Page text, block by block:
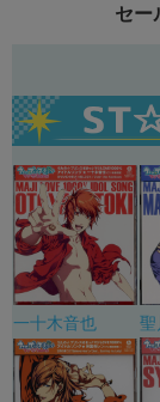
セー
一十木音也 聖